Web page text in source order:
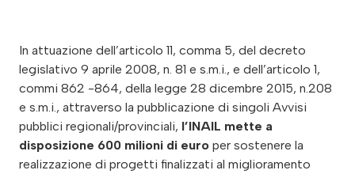
In attuazione dell’articolo 11, comma 5, del decreto
legislativo 9 aprile 2008, n. 81 e s.m.i., e dell’articolo 1,
commi 862 -864, della legge 28 dicembre 2015, n.208
e s.m.i., attraverso la pubblicazione di singoli Avvisi
pubblici regionali/provinciali, l’INAIL mette a
disposizione 600 milioni di euro per sostenere la
realizzazione di progetti finalizzati al miglioramento